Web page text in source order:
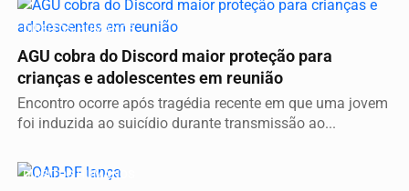
DIREITOS HUMANOS
AGU cobra do Discord maior proteção para
crianças e adolescentes em reunião
Encontro ocorre após tragédia recente em que uma jovem
foi induzida ao suicídio durante transmissão ao...
DIREITOS HUMANOS